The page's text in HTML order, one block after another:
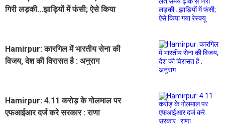
गिरी लड़की...झाड़ियों में फंसी; ऐसे किया
Hamirpur: कारगिल में भारतीय सेना की
विजय, देश की विरासत है : अनुराग
Hamirpur: 4.11 करोड़ के गोलमाल पर
एफआईआर दर्ज करे सरकार : राणा